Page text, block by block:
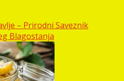
– Prirodni Saveznik
Blagostanja